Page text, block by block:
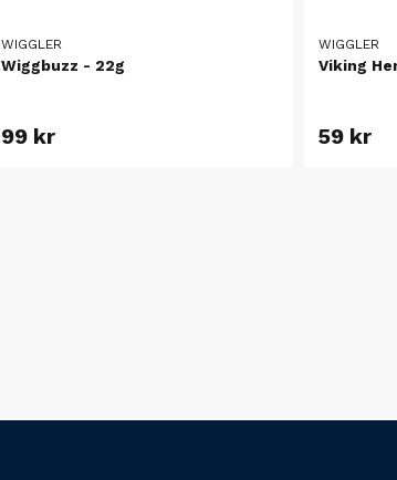
WIGGLER
Wiggbuzz - 22g
99 kr
WIGGLER
Viking
59 kr